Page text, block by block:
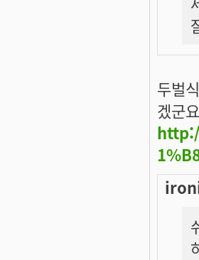
두벌
겠군